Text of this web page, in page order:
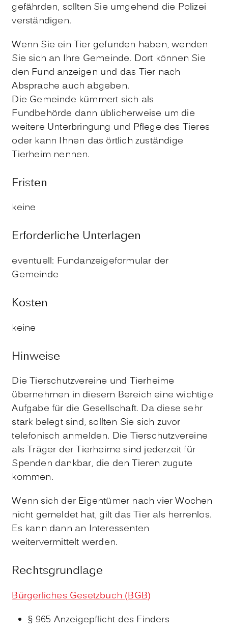
gefährden, sollten Sie umgehend die Polizei
verständigen.
Wenn Sie ein Tier gefunden haben, wenden
Sie sich an Ihre Gemeinde. Dort können Sie
den Fund anzeigen und das Tier nach
Absprache auch abgeben.
Die Gemeinde kümmert sich als
Fundbehörde dann üblicherweise um die
weitere Unterbringung und Pflege des Tieres
oder kann Ihnen das örtlich zuständige
Tierheim nennen.
Fristen
keine
Erforderliche Unterlagen
eventuell: Fundanzeigeformular der
Gemeinde
Kosten
keine
Hinweise
Die Tierschutzvereine und Tierheime
übernehmen in diesem Bereich eine wichtige
Aufgabe für die Gesellschaft. Da diese sehr
stark belegt sind, sollten Sie sich zuvor
telefonisch anmelden. Die Tierschutzvereine
als Träger der Tierheime sind jederzeit für
Spenden dankbar, die den Tieren zugute
kommen.
Wenn sich der Eigentümer nach vier Wochen
nicht gemeldet hat, gilt das Tier als herrenlos.
Es kann dann an Interessenten
weitervermittelt werden.
Rechtsgrundlage
Bürgerliches Gesetzbuch (BGB)
§ 965 Anzeigepflicht des Finders